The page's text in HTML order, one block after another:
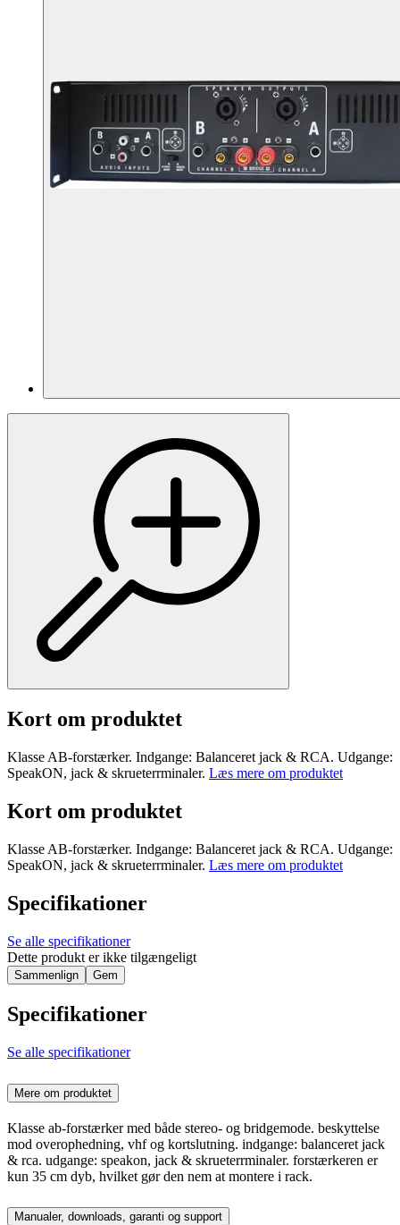
Kort om produktet
Klasse AB-forstærker. Indgange: Balanceret jack & RCA. Udgange:
SpeakON, jack & skrueterrminaler. Læs mere om produktet
Kort om produktet
Klasse AB-forstærker. Indgange: Balanceret jack & RCA. Udgange:
SpeakON, jack & skrueterrminaler. Læs mere om produktet
Specifikationer
Se alle specifikationer
Dette produkt er ikke tilgængeligt
Sammenlign Gem
Specifikationer
Se alle specifikationer
Mere om produktet
Klasse ab-forstærker med både stereo- og bridgemode. beskyttelse
mod overophedning, vhf og kortslutning. indgange: balanceret jack
& rca. udgange: speakon, jack & skrueterrminaler. forstærkeren er
kun 35 cm dyb, hvilket gør den nem at montere i rack.
Manualer, downloads, garanti og support